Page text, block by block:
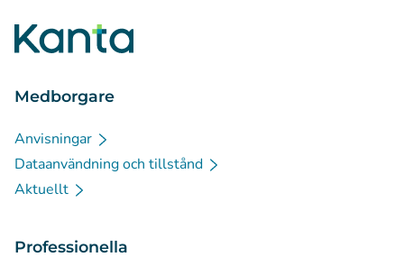
Medborgare
Anvisningar
Dataanvändning och tillstånd
Aktuellt
Professionella